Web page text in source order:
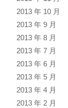
2013 年 10 月
2013 年 9 月
2013 年 8 月
2013 年 7 月
2013 年 6 月
2013 年 5 月
2013 年 4 月
2013 年 2 月